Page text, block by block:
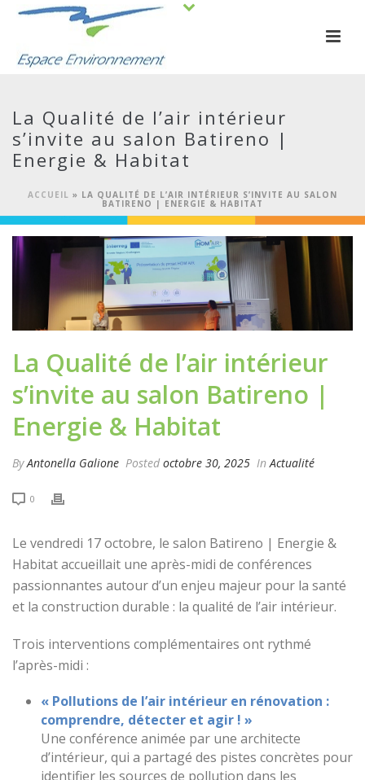
La Qualité de l’air intérieur
s’invite au salon Batireno |
Energie & Habitat
ACCUEIL » LA QUALITÉ DE L’AIR INTÉRIEUR S’INVITE AU SALON
BATIRENO | ENERGIE & HABITAT
La Qualité de l’air intérieur
s’invite au salon Batireno |
Energie & Habitat
ByAntonella Galione Posted octobre 30, 2025 InActualité
0
Le vendredi 17 octobre, le salon Batireno | Energie &
Habitat accueillait une après-midi de conférences
passionnantes autour d’un enjeu majeur pour la santé
et la construction durable : la qualité de l’air intérieur.
Trois interventions complémentaires ont rythmé
l’après-midi :
« Pollutions de l’air intérieur en rénovation :
comprendre, détecter et agir ! »
Une conférence animée par une architecte
d’intérieur, qui a partagé des pistes concrètes pour
identifier les sources de pollution dans les